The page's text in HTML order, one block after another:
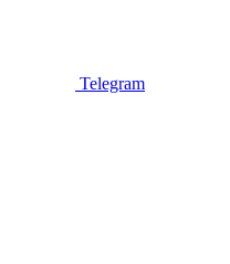
Telegram